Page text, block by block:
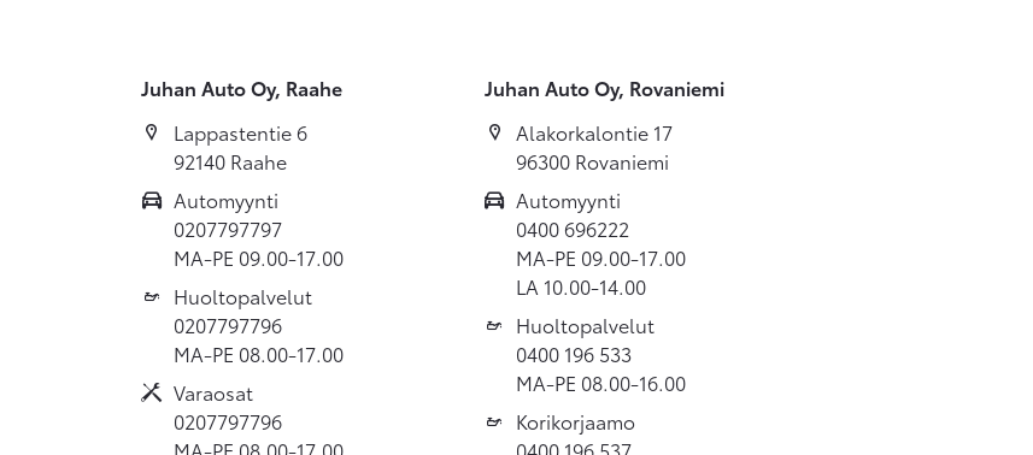
Juhan Auto Oy, Raahe
Lappastentie 6
92140 Raahe
Automyynti
0207797797
MA-PE 09.00-17.00
Huoltopalvelut
0207797796
MA-PE 08.00-17.00
Varaosat
0207797796
Juhan Auto Oy, Rovaniemi
Alakorkalontie 17
96300 Rovaniemi
Automyynti
0400 696222
MA-PE 09.00-17.00
LA 10.00-14.00
Huoltopalvelut
0400 196 533
MA-PE 08.00-16.00
Korikorjaamo